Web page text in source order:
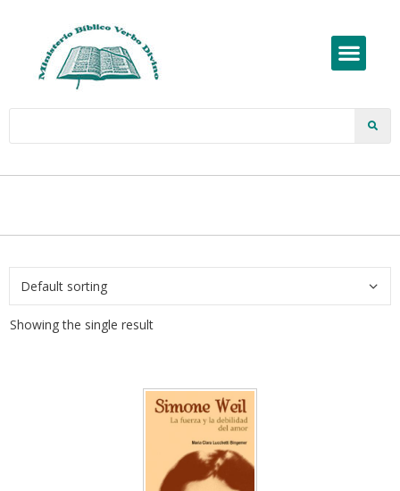
Showing the single result